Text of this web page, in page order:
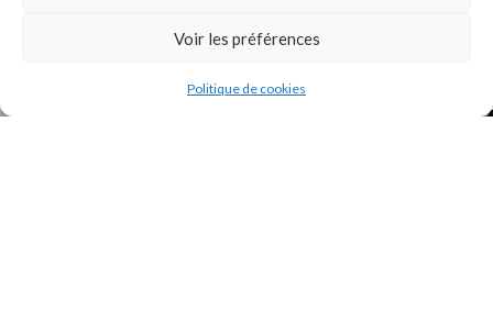
Voir les préférences
Politique de cookies